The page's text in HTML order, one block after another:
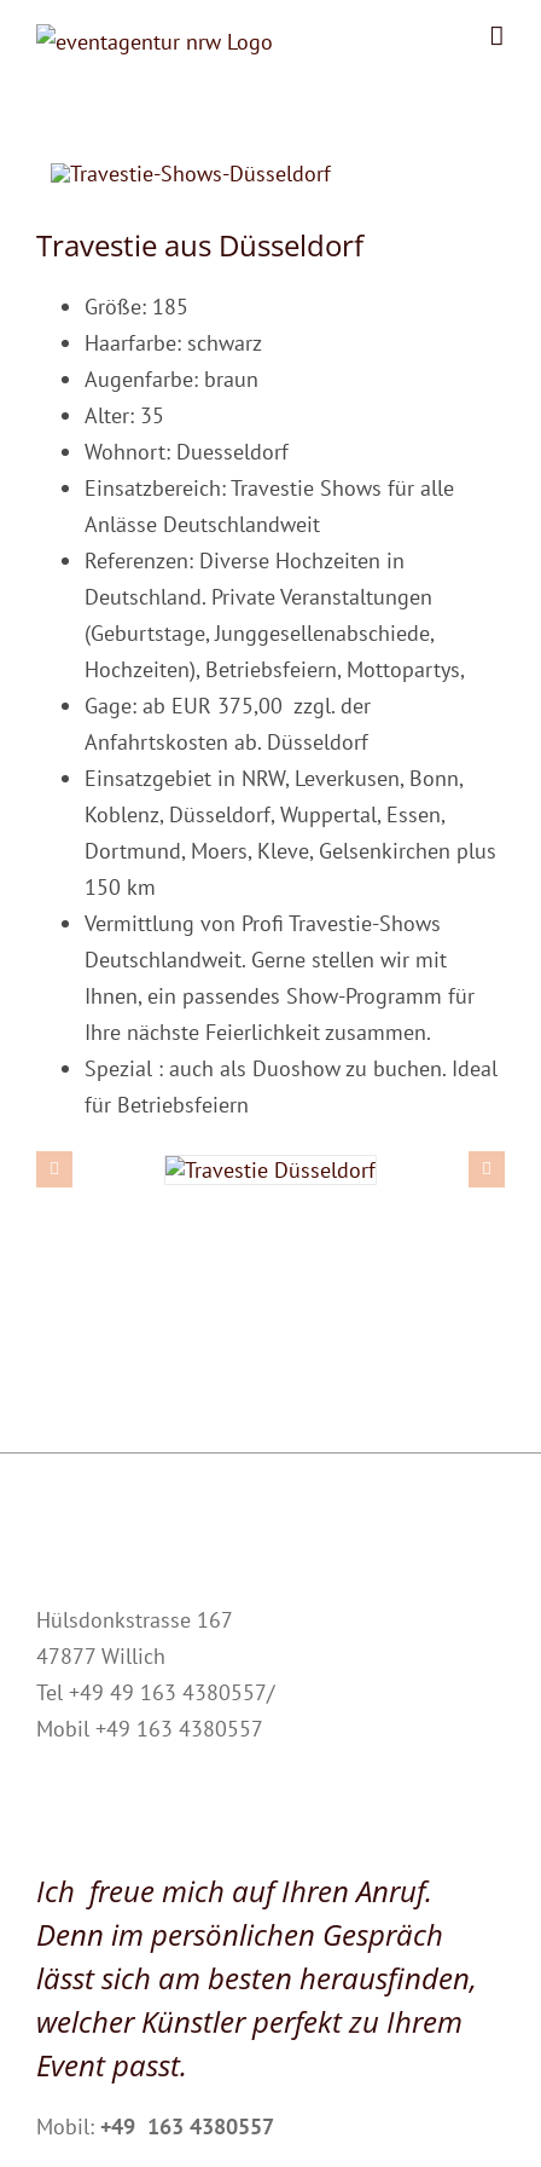
Inhalt
Travestie aus Düsseldorf
Größe: 185
Haarfarbe: schwarz
Augenfarbe: braun
Alter: 35
Wohnort: Duesseldorf
Einsatzbereich: Travestie Shows für alle
Anlässe Deutschlandweit
Referenzen: Diverse Hochzeiten in
Deutschland. Private Veranstaltungen
(Geburtstage, Junggesellenabschiede,
Hochzeiten), Betriebsfeiern, Mottopartys,
Gage: ab EUR 375,00 zzgl. der
Anfahrtskosten ab. Düsseldorf
Einsatzgebiet in NRW, Leverkusen, Bonn,
Koblenz, Düsseldorf, Wuppertal, Essen,
Dortmund, Moers, Kleve, Gelsenkirchen plus
150 km
Vermittlung von Profi Travestie-Shows
Deutschlandweit. Gerne stellen wir mit
Ihnen, ein passendes Show-Programm für
Ihre nächste Feierlichkeit zusammen.
Spezial : auch als Duoshow zu buchen. Ideal
für Betriebsfeiern
Hülsdonkstrasse 167
47877 Willich
Tel +49 49 163 4380557/
Mobil +49 163 4380557
Ich freue mich auf Ihren Anruf.
Denn im persönlichen Gespräch
lässt sich am besten herausfinden,
welcher Künstler perfekt zu Ihrem
Event passt.
Mobil: +49 163 4380557